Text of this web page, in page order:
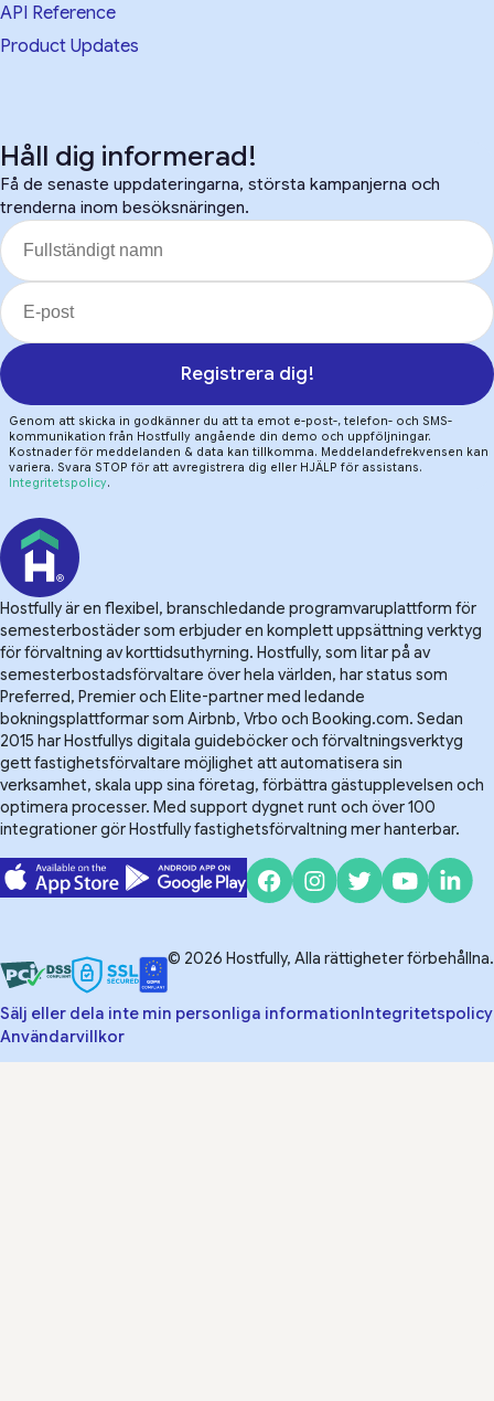
API Reference
Product Updates
Håll dig informerad!
Få de senaste uppdateringarna, största kampanjerna och
trenderna inom besöksnäringen.
Registrera dig!
Genom att skicka in godkänner du att ta emot e-post-, telefon- och SMS-
kommunikation från Hostfully angående din demo och uppföljningar.
Kostnader för meddelanden & data kan tillkomma. Meddelandefrekvensen kan
variera. Svara STOP för att avregistrera dig eller HJÄLP för assistans.
Integritetspolicy.
Hostfully är en flexibel, branschledande programvaruplattform för
semesterbostäder som erbjuder en komplett uppsättning verktyg
för förvaltning av korttidsuthyrning. Hostfully, som litar på av
semesterbostadsförvaltare över hela världen, har status som
Preferred, Premier och Elite-partner med ledande
bokningsplattformar som Airbnb, Vrbo och Booking.com. Sedan
2015 har Hostfullys digitala guideböcker och förvaltningsverktyg
gett fastighetsförvaltare möjlighet att automatisera sin
verksamhet, skala upp sina företag, förbättra gästupplevelsen och
optimera processer. Med support dygnet runt och över 100
integrationer gör Hostfully fastighetsförvaltning mer hanterbar.
© 2026 Hostfully, Alla rättigheter förbehållna.
Sälj eller dela inte min personliga informationIntegritetspolicy
Användarvillkor